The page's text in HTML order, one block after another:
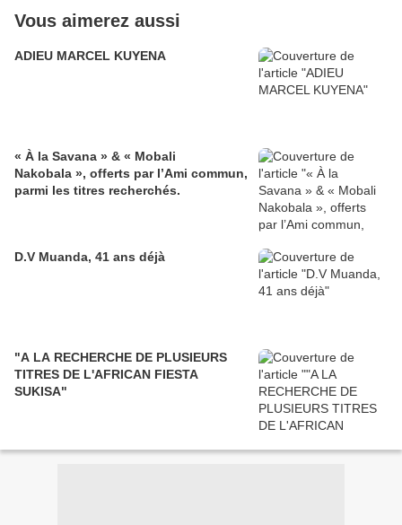
Vous aimerez aussi
ADIEU MARCEL KUYENA
« À la Savana » & « Mobali
Nakobala », offerts par l’Ami commun,
parmi les titres recherchés.
D.V Muanda, 41 ans déjà
"A LA RECHERCHE DE PLUSIEURS
TITRES DE L'AFRICAN FIESTA
SUKISA"